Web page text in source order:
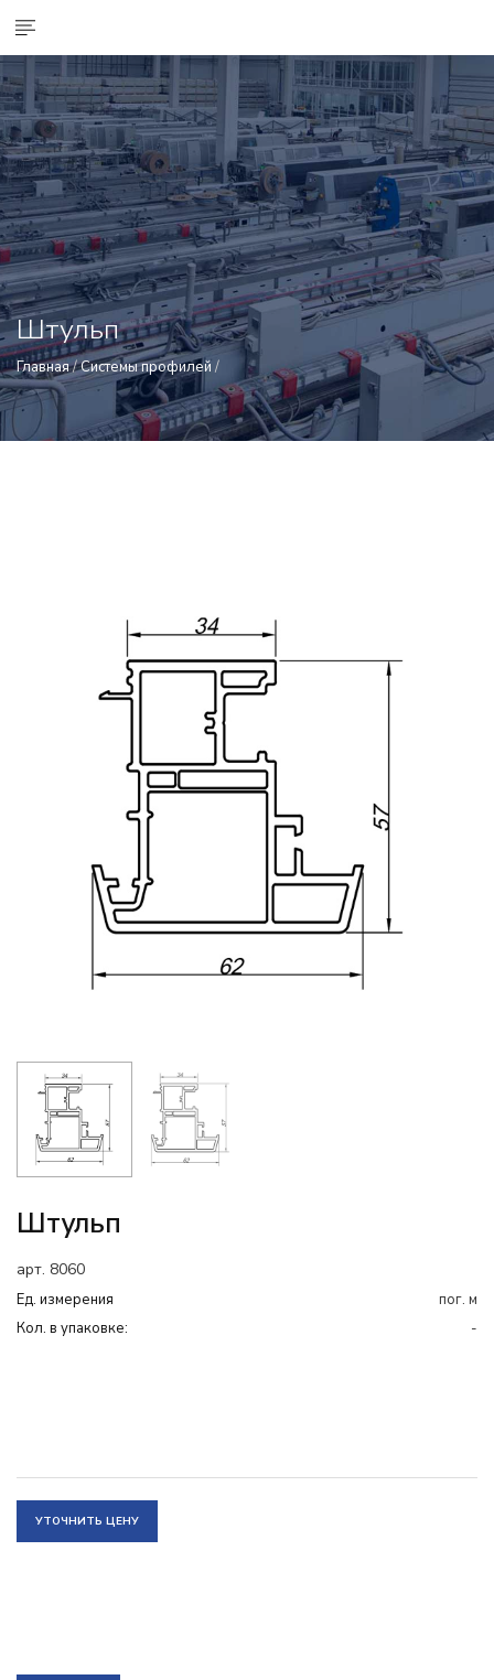
Штульп
Главная/Системы профилей/
Штульп
арт. 8060
Ед. измерения
пог. м
Кол. в упаковке:
-
УТОЧНИТЬ ЦЕНУ